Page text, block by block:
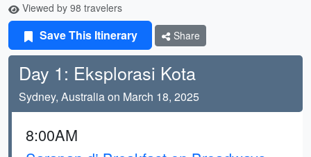
Viewed by 98 travelers
Save This Itinerary Share
Day 1: Eksplorasi Kota
Sydney, Australia on March 18, 2025
8:00AM